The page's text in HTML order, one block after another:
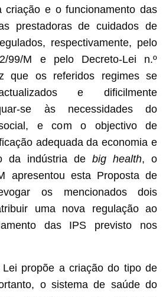
criação e o funcionamento das
prestadoras de cuidados de
respectivamente, pelo
99/M e pelo Decreto-Lei n.º
que os referidos regimes se
e dificilmente
se às necessidades do
social, e com o objectivo de
adequada da economia e
da indústria debig health, o
apresentou esta Proposta de
os mencionados dois
uma nova regulação ao
das IPS previsto nos
propõe a criação do tipo de
o sistema de saúde do